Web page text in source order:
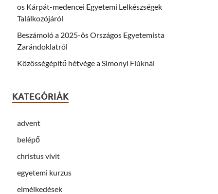
os Kárpát-medencei Egyetemi Lelkészségek
Találkozójáról
Beszámoló a 2025-ös Országos Egyetemista
Zarándoklatról
Közösségépítő hétvége a Simonyi Fiúknál
KATEGÓRIÁK
advent
belépő
christus vivit
egyetemi kurzus
elmélkedések